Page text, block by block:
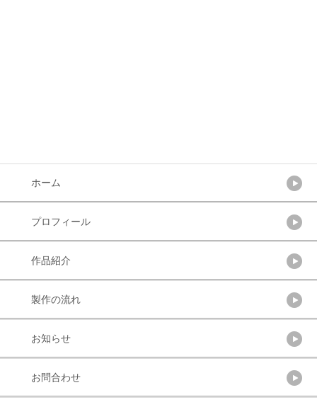
ホーム
プロフィール
作品紹介
製作の流れ
お知らせ
お問合わせ